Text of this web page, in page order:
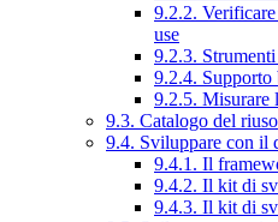
9.2.2.
use
9.2.3.
9.2.4. Supporto
9.2.5. Misurare
9.3. Catalogo del riuso
9.4. Sviluppare con il
9.4.1. Il
9.4.2. Il kit di
9.4.3. Il kit di